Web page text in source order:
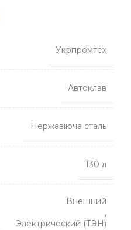
Укрпромтех
Автоклав
Нержавіюча сталь
130 л
Внешний
,
Электрический (ТЭН)